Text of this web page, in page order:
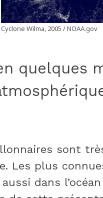
Cyclone Wilma, 2005 / NOAA.gov
quelques
sont
Les plus
dans